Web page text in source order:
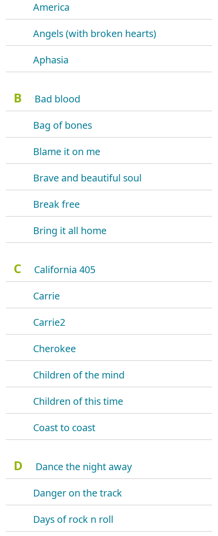
America
Angels (with broken hearts)
Aphasia
B
Bad blood
Bag of bones
Blame it on me
Brave and beautiful soul
Break free
Bring it all home
C
California 405
Carrie
Carrie2
Cherokee
Children of the mind
Children of this time
Coast to coast
D
Dance the night away
Danger on the track
Days of rock n roll